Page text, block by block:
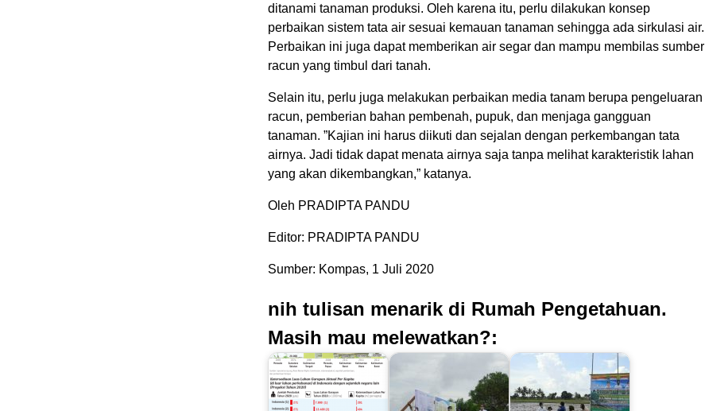
ditanami tanaman produksi. Oleh karena itu, perlu dilakukan konsep
perbaikan sistem tata air sesuai kemauan tanaman sehingga ada sirkulasi air.
Perbaikan ini juga dapat memberikan air segar dan mampu membilas sumber
racun yang timbul dari tanah.
Selain itu, perlu juga melakukan perbaikan media tanam berupa pengeluaran
racun, pemberian bahan pembenah, pupuk, dan menjaga gangguan
tanaman. ”Kajian ini harus diikuti dan sejalan dengan perkembangan tata
airnya. Jadi tidak dapat menata airnya saja tanpa melihat karakteristik lahan
yang akan dikembangkan,” katanya.
Oleh PRADIPTA PANDU
Editor: PRADIPTA PANDU
Sumber: Kompas, 1 Juli 2020
nih tulisan menarik di Rumah Pengetahuan.
Masih mau melewatkan?: